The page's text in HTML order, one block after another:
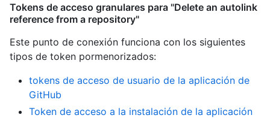
Tokens de acceso granulares para "Delete an autolink
reference from a repository"
Este punto de conexión funciona con los siguientes
tipos de token pormenorizados:
tokens de acceso de usuario de la aplicación de
GitHub
Token de acceso a la instalación de la aplicación